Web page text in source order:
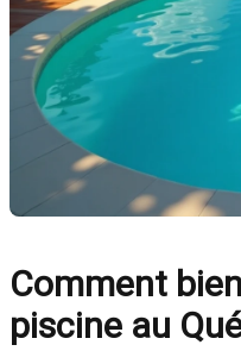
Comment
piscine au